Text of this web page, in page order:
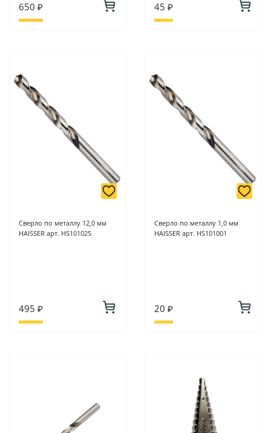
650 ₽ 45 ₽
Сверло по металлу 12,0 мм
HAISSER арт. HS101025
495 ₽
Сверло по металлу 1,0 мм
HAISSER арт. HS101001
20 ₽